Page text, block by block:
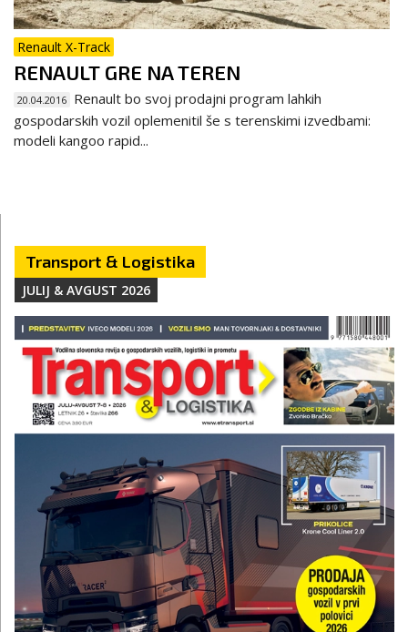
Renault X-Track
RENAULT GRE NA TEREN
20.04.2016 Renault bo svoj prodajni program lahkih
gospodarskih vozil oplemenitil še s terenskimi izvedbami:
modeli kangoo rapid...
Transport & Logistika
JULIJ & AVGUST 2026